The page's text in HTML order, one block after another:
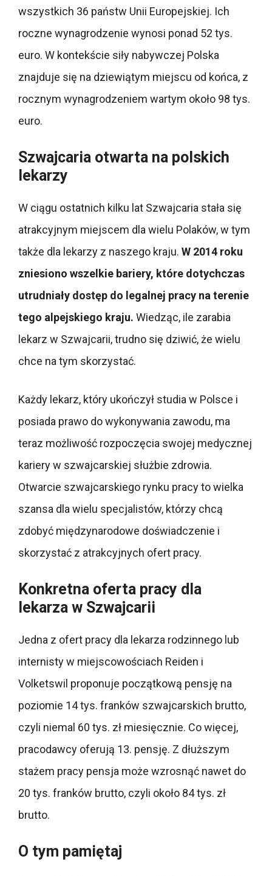
wszystkich 36 państw Unii Europejskiej. Ich
roczne wynagrodzenie wynosi ponad 52 tys.
euro. W kontekście siły nabywczej Polska
znajduje się na dziewiątym miejscu od końca, z
rocznym wynagrodzeniem wartym około 98 tys.
euro.
Szwajcaria otwarta na polskich
lekarzy
W ciągu ostatnich kilku lat Szwajcaria stała się
atrakcyjnym miejscem dla wielu Polaków, w tym
także dla lekarzy z naszego kraju. W 2014 roku
zniesiono wszelkie bariery, które dotychczas
utrudniały dostęp do legalnej pracy na terenie
tego alpejskiego kraju. Wiedząc, ile zarabia
lekarz w Szwajcarii, trudno się dziwić, że wielu
chce na tym skorzystać.
Każdy lekarz, który ukończył studia w Polsce i
posiada prawo do wykonywania zawodu, ma
teraz możliwość rozpoczęcia swojej medycznej
kariery w szwajcarskiej służbie zdrowia.
Otwarcie szwajcarskiego rynku pracy to wielka
szansa dla wielu specjalistów, którzy chcą
zdobyć międzynarodowe doświadczenie i
skorzystać z atrakcyjnych ofert pracy.
Konkretna oferta pracy dla
lekarza w Szwajcarii
Jedna z ofert pracy dla lekarza rodzinnego lub
internisty w miejscowościach Reiden i
Volketswil proponuje początkową pensję na
poziomie 14 tys. franków szwajcarskich brutto,
czyli niemal 60 tys. zł miesięcznie. Co więcej,
pracodawcy oferują 13. pensję. Z dłuższym
stażem pracy pensja może wzrosnąć nawet do
20 tys. franków brutto, czyli około 84 tys. zł
brutto.
O tym pamiętaj